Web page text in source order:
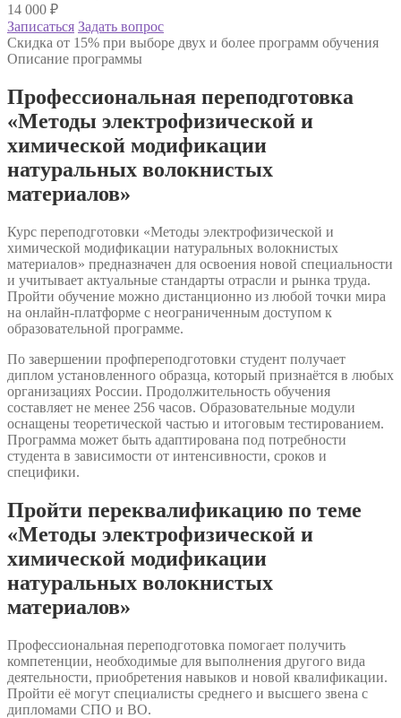
14 000 ₽
Записаться Задать вопрос
Скидка от 15% при выборе двух и более программ обучения
Описание программы
Профессиональная переподготовка
«Методы электрофизической и
химической модификации
натуральных волокнистых
материалов»
Курс переподготовки «Методы электрофизической и
химической модификации натуральных волокнистых
материалов» предназначен для освоения новой специальности
и учитывает актуальные стандарты отрасли и рынка труда.
Пройти обучение можно дистанционно из любой точки мира
на онлайн-платформе с неограниченным доступом к
образовательной программе.
По завершении профпереподготовки студент получает
диплом установленного образца, который признаётся в любых
организациях России. Продолжительность обучения
составляет не менее 256 часов. Образовательные модули
оснащены теоретической частью и итоговым тестированием.
Программа может быть адаптирована под потребности
студента в зависимости от интенсивности, сроков и
специфики.
Пройти переквалификацию по теме
«Методы электрофизической и
химической модификации
натуральных волокнистых
материалов»
Профессиональная переподготовка помогает получить
компетенции, необходимые для выполнения другого вида
деятельности, приобретения навыков и новой квалификации.
Пройти её могут специалисты среднего и высшего звена с
дипломами СПО и ВО.